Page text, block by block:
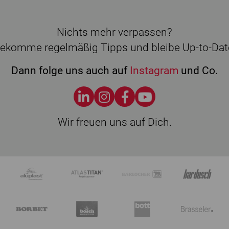
Nichts mehr verpassen?
regelmäßig Tipps und bleibe Up-to-
Dann folge uns auch auf Instagram und Co.
Wir freuen uns auf Dich.